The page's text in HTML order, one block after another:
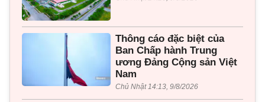
Thông cáo đặc biệt của
Ban Chấp hành Trung
ương Đảng Cộng sản Việt
Nam
Chủ Nhật 14:13, 9/8/2026